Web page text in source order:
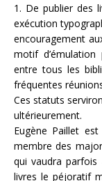
1. De publier des
exécution
encouragement
motif
entre tous les
fréquentes
Ces statuts
ultérieurement.
Eugène Paillet
membre des
qui vaudra
livres le péjoratif